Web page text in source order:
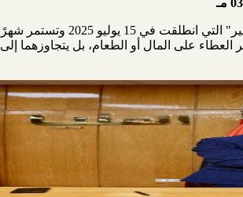
مـ
أطلق البنك الزراعي المصري، بالتعاون مع بنك الكساء المصري وبرعاية البنك المركزي،مبادرة "صفحات الخير" التي انطلقت في 15 يوليو 2025 وتستمر شهرًا
على المال أو الطعام، بل يتجاوزهما إلى